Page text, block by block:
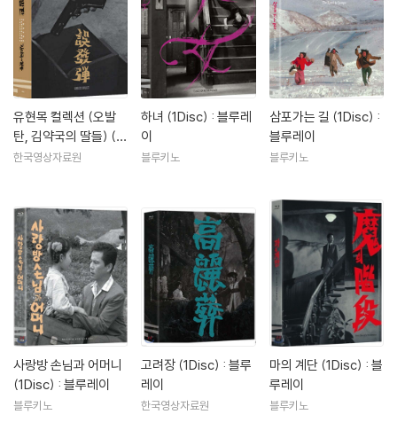
유현목 컬렉션 (오발
탄, 김약국의 딸들) (2
Disc) : 블루레이
한국영상자료원
하녀 (1Disc) : 블루레
이
블루키노
삼포가는 길 (1Disc) :
블루레이
블루키노
사랑방 손님과 어머니
(1Disc) : 블루레이
블루키노
고려장 (1Disc) : 블루
레이
한국영상자료원
마의 계단 (1Disc) : 블
루레이
블루키노